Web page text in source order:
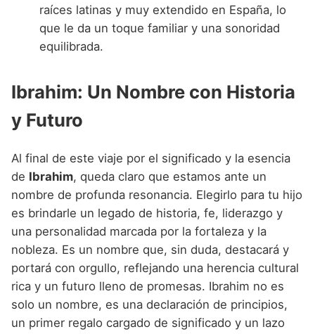
raíces latinas y muy extendido en España, lo
que le da un toque familiar y una sonoridad
equilibrada.
Ibrahim: Un Nombre con Historia
y Futuro
Al final de este viaje por el significado y la esencia
de Ibrahim, queda claro que estamos ante un
nombre de profunda resonancia. Elegirlo para tu hijo
es brindarle un legado de historia, fe, liderazgo y
una personalidad marcada por la fortaleza y la
nobleza. Es un nombre que, sin duda, destacará y
portará con orgullo, reflejando una herencia cultural
rica y un futuro lleno de promesas. Ibrahim no es
solo un nombre, es una declaración de principios,
un primer regalo cargado de significado y un lazo